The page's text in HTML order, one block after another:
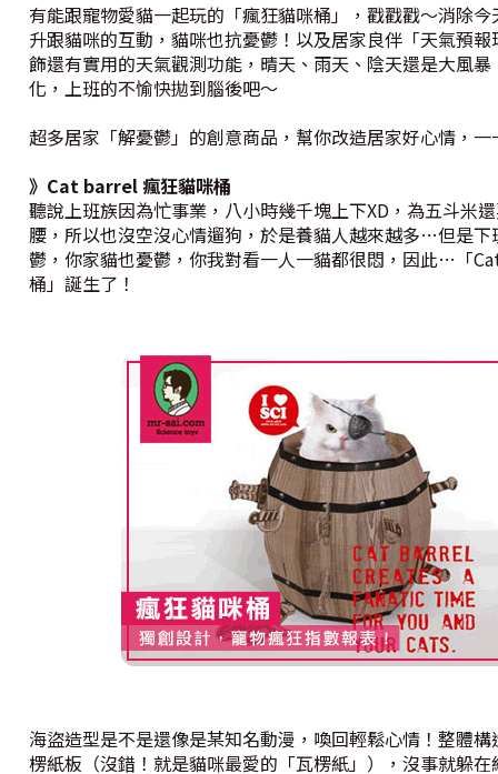
有能跟寵物愛貓一起玩的「瘋狂貓咪桶」，戳戳戳～消除
升跟貓咪的互動，貓咪也抗憂鬱！以及居家良伴「天氣預
飾還有實用的天氣觀測功能，晴天、雨天、陰天還是大風
化，上班的不愉快拋到腦後吧～
超多居家「解憂鬱」的創意商品，幫你改造居家好心情，
》Cat barrel 瘋狂貓咪桶
聽說上班族因為忙事業，八小時幾千塊上下XD，為五斗米
腰，所以也沒空沒心情遛狗，於是養貓人越來越多…但是下
鬱，你家貓也憂鬱，你我對看一人一貓都很悶，因此…「
桶」誕生了！
海盜造型是不是還像是某知名動漫，喚回輕鬆心情！整體
楞紙板（沒錯！就是貓咪最愛的「瓦楞紙」），沒事就躲在